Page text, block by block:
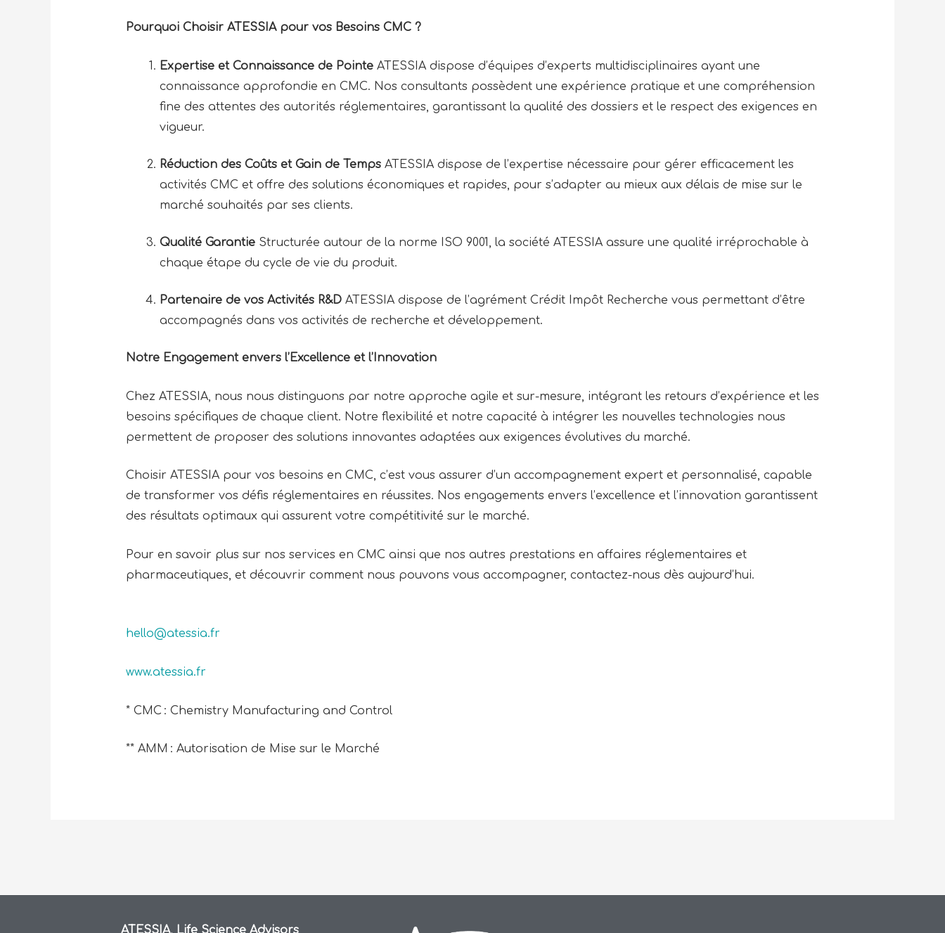
Pourquoi Choisir ATESSIA pour vos Besoins CMC ?
Expertise et Connaissance de PointeATESSIA dispose d’équipes d’experts multidisciplinaires ayant une
connaissance approfondie en CMC. Nos consultants possèdent une expérience pratique et une compréhension
fine des attentes des autorités réglementaires, garantissant la qualité des dossiers et le respect des exigences en
vigueur.
Réduction des Coûts et Gain de TempsATESSIA dispose de l’expertise nécessaire pour gérer efficacement les
activités CMC et offre des solutions économiques et rapides, pour s’adapter au mieux aux délais de mise sur le
marché souhaités par ses clients.
Qualité GarantieStructurée autour de la norme ISO 9001, la société ATESSIA assure une qualité irréprochable à
chaque étape du cycle de vie du produit.
Partenaire de vos Activités R&D ATESSIA dispose de l’agrément Crédit Impôt Recherche vous permettant d’être
accompagnés dans vos activités de recherche et développement.
Notre Engagement envers l’Excellence et l’Innovation
Chez ATESSIA, nous nous distinguons par notre approche agile et sur-mesure, intégrant les retours d’expérience et les
besoins spécifiques de chaque client. Notre flexibilité et notre capacité à intégrer les nouvelles technologies nous
permettent de proposer des solutions innovantes adaptées aux exigences évolutives du marché.
Choisir ATESSIA pour vos besoins en CMC, c’est vous assurer d’un accompagnement expert et personnalisé, capable
de transformer vos défis réglementaires en réussites. Nos engagements envers l’excellence et l’innovation garantissent
des résultats optimaux qui assurent votre compétitivité sur le marché.
Pour en savoir plus sur nos services en CMC ainsi que nos autres prestations en affaires réglementaires et
pharmaceutiques, et découvrir comment nous pouvons vous accompagner, contactez-nous dès aujourd’hui.
hello@atessia.fr
www.atessia.fr
* CMC : Chemistry Manufacturing and Control
** AMM : Autorisation de Mise sur le Marché
ATESSIA, Life Science Advisors